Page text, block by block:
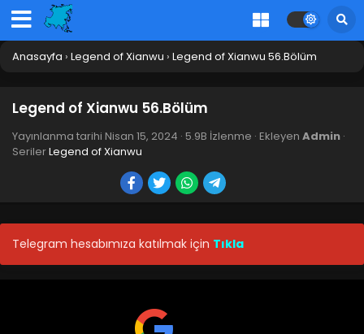
Anasayfa › Legend of Xianwu › Legend of Xianwu 56.Bölüm
Legend of Xianwu 56.Bölüm
Yayınlanma tarihi Nisan 15, 2024 · 5.9B İzlenme · Ekleyen Admin ·
SerilerLegend of Xianwu
Telegram hesabımıza katılmak için Tıkla
Blm 69 - Temmuz 14, 2024
Blm 68 - Temmuz 7, 2024
Legend of Xianwu 67.Bölüm
Blm 67 - Temmuz 1, 2024
Legend of Xianwu 66.Bölüm
Blm 66 - Haziran 23, 2024
Blm 65 - Haziran 16, 2024